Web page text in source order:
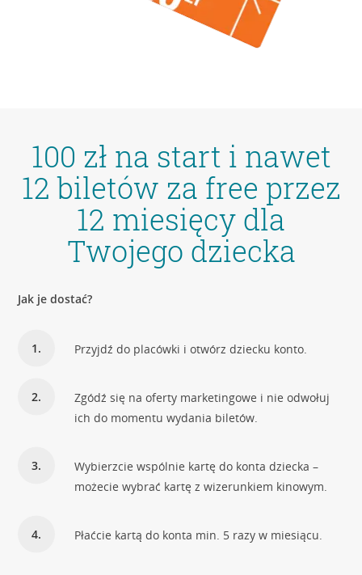
100 zł na start i nawet
12 biletów za free przez
12 miesięcy dla
Twojego dziecka
Jak je dostać?
Przyjdź do placówki i otwórz dziecku konto.
Zgódź się na oferty marketingowe i nie odwołuj
ich do momentu wydania biletów.
Wybierzcie wspólnie kartę do konta dziecka –
możecie wybrać kartę z wizerunkiem kinowym.
Płaćcie kartą do konta min. 5 razy w miesiącu.